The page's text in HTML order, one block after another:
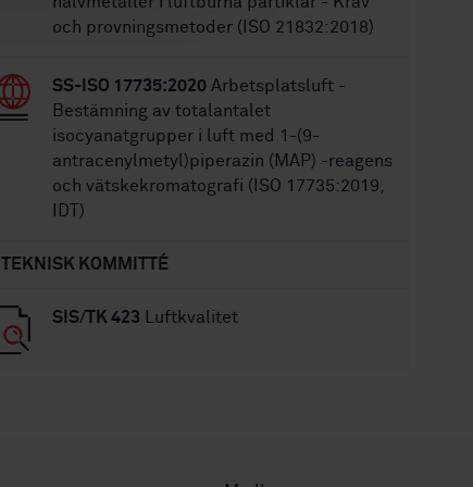
och provningsmetoder (ISO 21832:2018)
SS-ISO 17735:2020 Arbetsplatsluft -
Bestämning av totalantalet
isocyanatgrupper i luft med 1-(9-
antracenylmetyl)piperazin (MAP) -reagens
och vätskekromatografi (ISO 17735:2019,
IDT)
TEKNISK KOMMITTÉ
SIS/TK 423 Luftkvalitet